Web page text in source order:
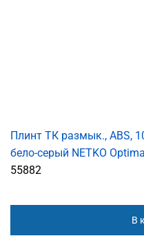
Плинт ТК размык., ABS,
бело-серый NETKO Optima
55882
В